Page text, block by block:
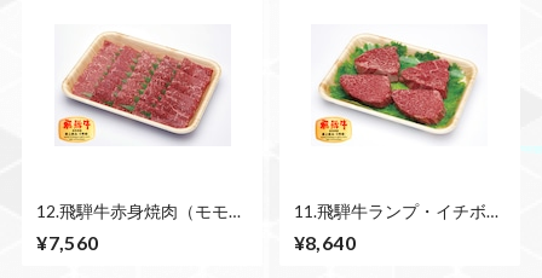
12.飛騨牛赤身焼肉（モモ）
¥7,560
11.飛騨牛ランプ・イチボス
¥8,640